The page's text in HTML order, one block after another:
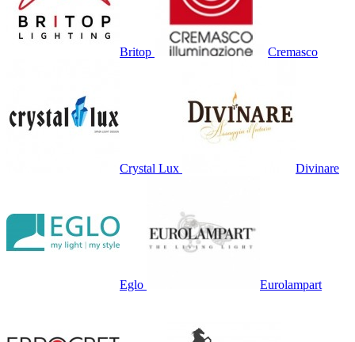
Britop Cremasco
Crystal Lux Divinare
Eglo Eurolampart